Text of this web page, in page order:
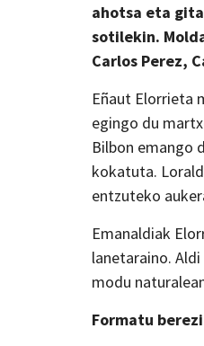
ahotsa eta
sotilekin.
Carlos Perez,
Eñaut Elorrieta
egingo du
Bilbon emango
kokatuta.
entzuteko
Emanaldiak
lanetaraino.
modu
Formatu